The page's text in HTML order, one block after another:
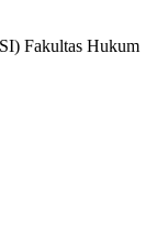
Fakultas Hukum